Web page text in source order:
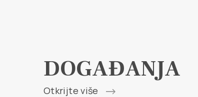
DOGAĐANJA
Otkrijte više